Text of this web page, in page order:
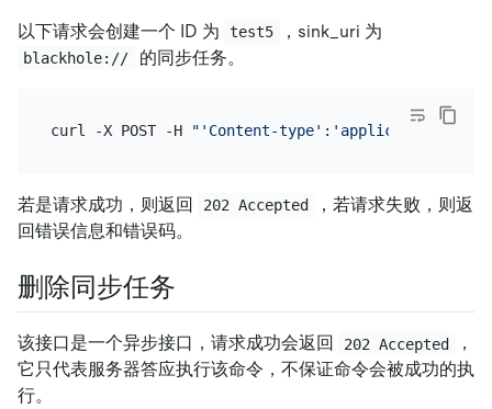
以下请求会创建一个 ID 为 test5 ，sink_uri 为
blackhole:// 的同步任务。
curl -X POST -H "'Content-type':'application/
若是请求成功，则返回 202 Accepted
，若请求失败，则返
回错误信息和错误码。
删除同步任务
该接口是一个异步接口，请求成功会返回 202 Accepted
，
它只代表服务器答应执行该命令，不保证命令会被成功的执
行。